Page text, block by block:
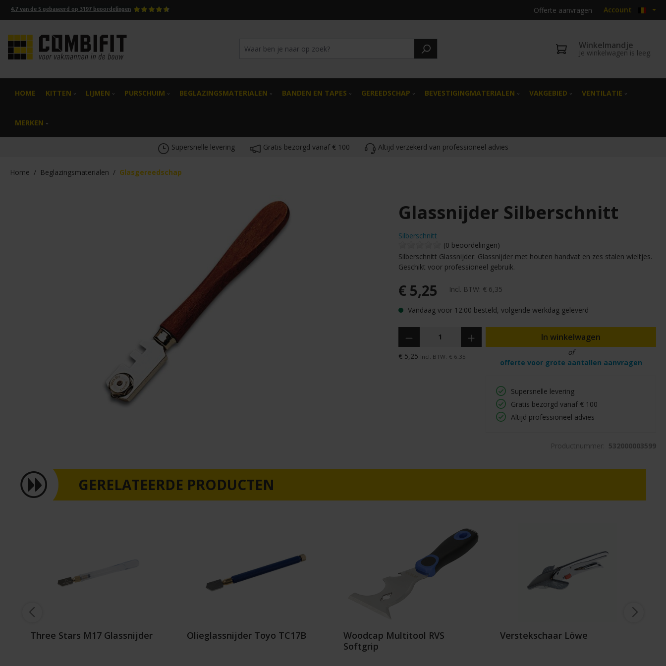
Ga naar de hoofdnavigatie
4.7 van de 5 gebaseerd op 3197 beoordelingen Offerte aanvragen Account
Winkelmandje
Je winkelwagen is leeg.
HOME KITTEN LIJMEN PURSCHUIM BEGLAZINGSMATERIALEN BANDEN EN TAPES GEREEDSCHAP BEVESTIGINGMATERIALEN VAKGEBIED VENTILATIE
MERKEN
Supersnelle levering Gratis bezorgd vanaf € 100 Altijd verzekerd van professioneel advies
Home / Beglazingsmaterialen / Glasgereedschap
Glassnijder Silberschnitt
Silberschnitt
(0 beoordelingen)
Silberschnitt Glassnijder: Glassnijder met houten handvat en zes stalen wieltjes.
Geschikt voor professioneel gebruik.
€ 5,25 Incl. BTW: € 6,35
Vandaag voor 12:00 besteld, volgende werkdag geleverd
€ 5,25 Incl. BTW: € 6,35
In winkelwagen
of
offerte voor grote aantallen aanvragen
Supersnelle levering
Gratis bezorgd vanaf € 100
Altijd professioneel advies
Productnummer: 532000003599
GERELATEERDE PRODUCTEN
Three Stars M17 Glassnijder Olieglassnijder Toyo TC17B
Woodcap Multitool RVS
Softgrip
Verstekschaar Löwe